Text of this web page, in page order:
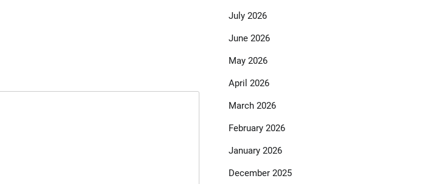
July 2026
June 2026
May 2026
April 2026
March 2026
February 2026
January 2026
December 2025